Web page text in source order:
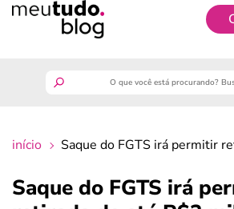
início Saque do FGTS irá permitir
Saque do FGTS irá